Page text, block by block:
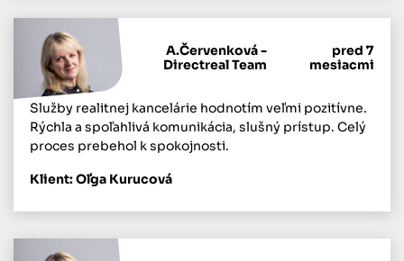
A.Červenková -
Directreal Team
pred 7
mesiacmi
Služby realitnej kancelárie hodnotím veľmi pozitívne.
Rýchla a spoľahlivá komunikácia, slušný prístup. Celý
proces prebehol k spokojnosti.
Klient: Oľga Kurucová